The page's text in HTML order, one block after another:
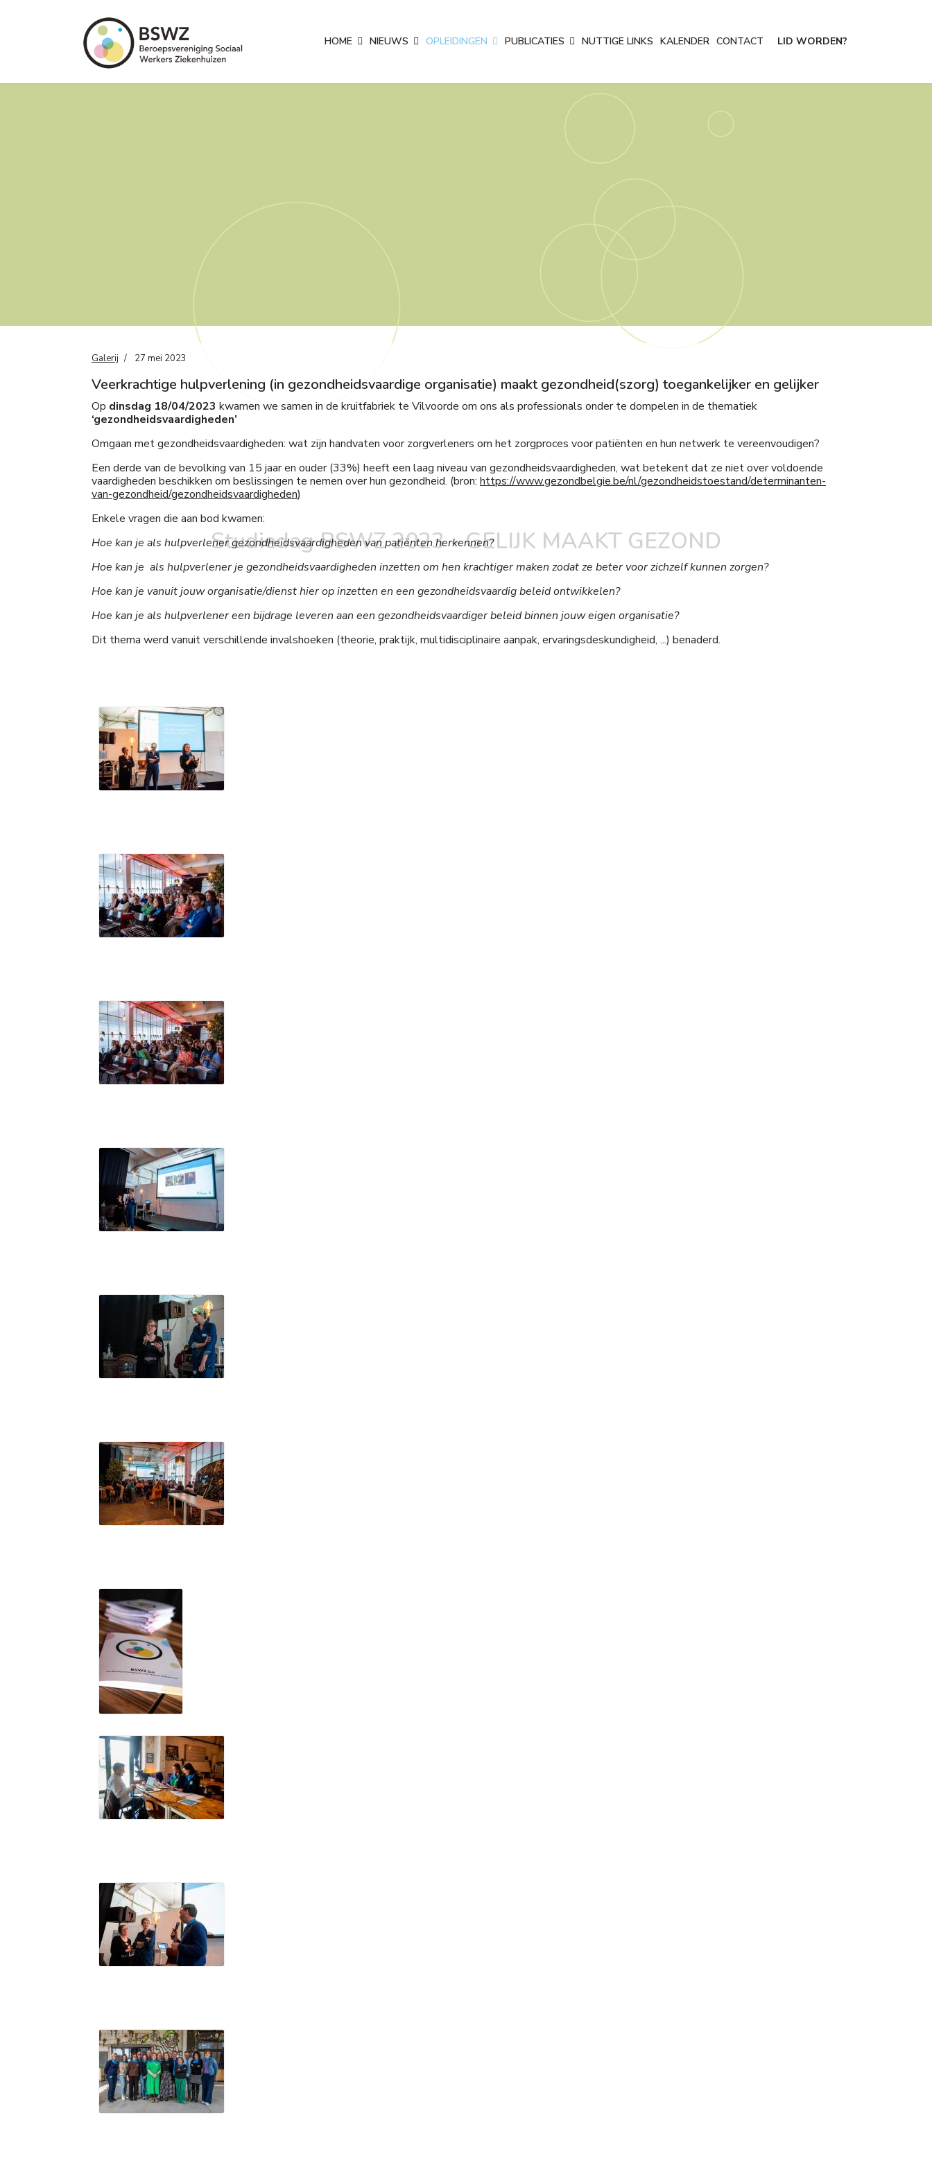
HOME NIEUWS OPLEIDINGEN PUBLICATIES NUTTIGE LINKS KALENDER CONTACT LID WORDEN?
Studiedag BSWZ 2023 - GELIJK MAAKT GEZOND
Galerij 27 mei 2023
Veerkrachtige hulpverlening (in gezondheidsvaardige organisatie) maakt gezondheid(szorg) toegankelijker en gelijker
Op dinsdag 18/04/2023 kwamen we samen in de kruitfabriek te Vilvoorde om ons als professionals onder te dompelen in de thematiek
‘gezondheidsvaardigheden’
Omgaan met gezondheidsvaardigheden: wat zijn handvaten voor zorgverleners om het zorgproces voor patiënten en hun netwerk te vereenvoudigen?
Een derde van de bevolking van 15 jaar en ouder (33%) heeft een laag niveau van gezondheidsvaardigheden, wat betekent dat ze niet over voldoende
vaardigheden beschikken om beslissingen te nemen over hun gezondheid. (bron: https://www.gezondbelgie.be/nl/gezondheidstoestand/determinanten-
van-gezondheid/gezondheidsvaardigheden)
Enkele vragen die aan bod kwamen:
Hoe kan je als hulpverlener gezondheidsvaardigheden van patiënten herkennen?
Hoe kan je als hulpverlener je gezondheidsvaardigheden inzetten om hen krachtiger maken zodat ze beter voor zichzelf kunnen zorgen?
Hoe kan je vanuit jouw organisatie/dienst hier op inzetten en een gezondheidsvaardig beleid ontwikkelen?
Hoe kan je als hulpverlener een bijdrage leveren aan een gezondheidsvaardiger beleid binnen jouw eigen organisatie?
Dit thema werd vanuit verschillende invalshoeken (theorie, praktijk, multidisciplinaire aanpak, ervaringsdeskundigheid, ...) benaderd.